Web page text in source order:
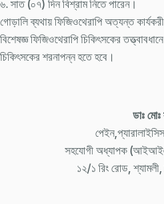
৬. সাত (০৭) দিন বিশ্রাম নিতে পারেন।
গোড়ালি ব্যথায় ফিজিওথেরাপি অত্যন্ত
বিশেষজ্ঞ ফিজিওথেরাপি চিকিৎসকের
চিকিৎসকের শরনাপন্ন হতে হবে।
ডাঃ
সহযোগী অধ্যাপক
১২/১ রিং রোড,